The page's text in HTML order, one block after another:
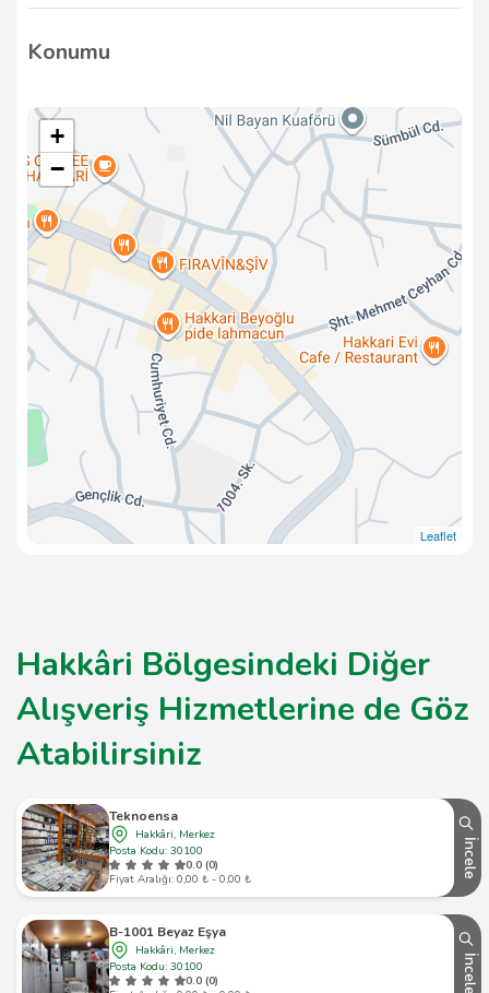
Konumu
+
−
Leaflet
Hakkâri Bölgesindeki Diğer
Alışveriş Hizmetlerine de Göz
Atabilirsiniz
Teknoensa
Hakkâri, Merkez
Posta Kodu: 30100
0.0 (0)
Fiyat Aralığı: 0,00 ₺ - 0,00 ₺
İncele
B-1001 Beyaz Eşya
Hakkâri, Merkez
Posta Kodu: 30100
0.0 (0)
İncele